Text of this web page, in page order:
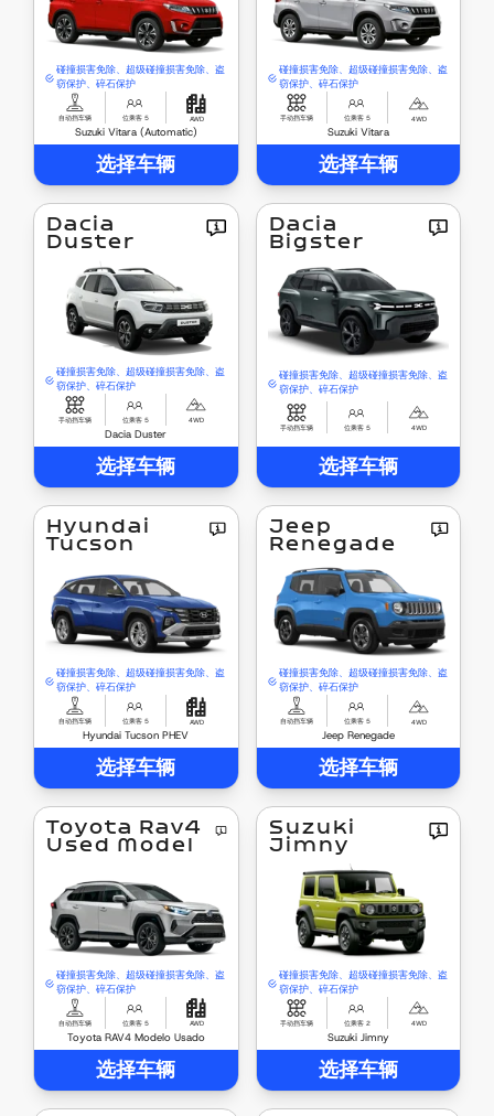
碰撞损害免除、超级碰撞损害免除、盗
窃保护、碎石保护
自动挡车辆 位乘客 5 AWD
Suzuki Vitara (Automatic)
选择车辆
碰撞损害免除、超级碰撞损害免除、盗
窃保护、碎石保护
手动挡车辆 位乘客 5 4WD
Suzuki Vitara
选择车辆
Dacia
Duster
碰撞损害免除、超级碰撞损害免除、盗
窃保护、碎石保护
手动挡车辆 位乘客 5 4WD
Dacia Duster
选择车辆
Dacia
Bigster
碰撞损害免除、超级碰撞损害免除、盗
窃保护、碎石保护
手动挡车辆 位乘客 5 4WD
选择车辆
Hyundai
Tucson
碰撞损害免除、超级碰撞损害免除、盗
窃保护、碎石保护
自动挡车辆 位乘客 5 AWD
Hyundai Tucson PHEV
选择车辆
Jeep
Renegade
碰撞损害免除、超级碰撞损害免除、盗
窃保护、碎石保护
自动挡车辆 位乘客 5 4WD
Jeep Renegade
选择车辆
Toyota Rav4
Used Model
碰撞损害免除、超级碰撞损害免除、盗
窃保护、碎石保护
自动挡车辆 位乘客 5 AWD
Toyota RAV4 Modelo Usado
选择车辆
Suzuki
Jimny
碰撞损害免除、超级碰撞损害免除、盗
窃保护、碎石保护
手动挡车辆 位乘客 2 4WD
Suzuki Jimny
选择车辆